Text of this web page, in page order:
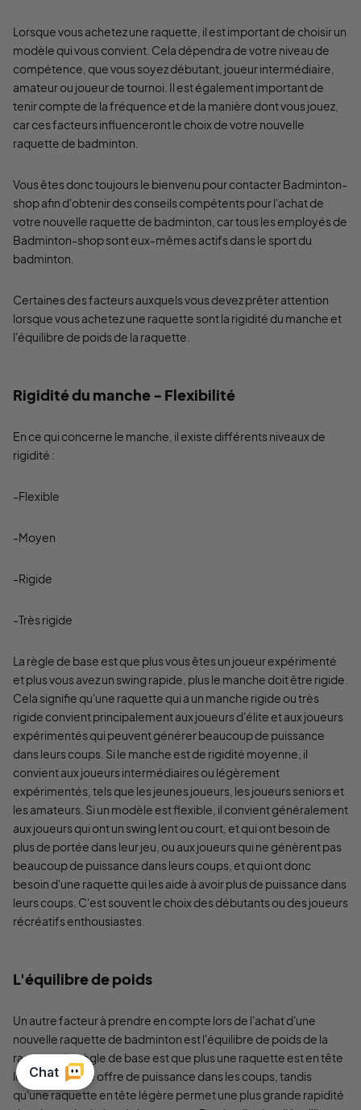
Lorsque vous achetez une raquette, il est important de choisir un
modèle qui vous convient. Cela dépendra de votre niveau de
compétence, que vous soyez débutant, joueur intermédiaire,
amateur ou joueur de tournoi. Il est également important de
tenir compte de la fréquence et de la manière dont vous jouez,
car ces facteurs influenceront le choix de votre nouvelle
raquette de badminton.
Vous êtes donc toujours le bienvenu pour contacter Badminton-
shop afin d'obtenir des conseils compétents pour l'achat de
votre nouvelle raquette de badminton, car tous les employés de
Badminton-shop sont eux-mêmes actifs dans le sport du
badminton.
Certaines des facteurs auxquels vous devez prêter attention
lorsque vous achetez une raquette sont la rigidité du manche et
l'équilibre de poids de la raquette.
Rigidité du manche - Flexibilité
En ce qui concerne le manche, il existe différents niveaux de
rigidité :
-Flexible
-Moyen
-Rigide
-Très rigide
La règle de base est que plus vous êtes un joueur expérimenté
et plus vous avez un swing rapide, plus le manche doit être rigide.
Cela signifie qu'une raquette qui a un manche rigide ou très
rigide convient principalement aux joueurs d'élite et aux joueurs
expérimentés qui peuvent générer beaucoup de puissance
dans leurs coups. Si le manche est de rigidité moyenne, il
convient aux joueurs intermédiaires ou légèrement
expérimentés, tels que les jeunes joueurs, les joueurs seniors et
les amateurs. Si un modèle est flexible, il convient généralement
aux joueurs qui ont un swing lent ou court, et qui ont besoin de
plus de portée dans leur jeu, ou aux joueurs qui ne génèrent pas
beaucoup de puissance dans leurs coups, et qui ont donc
besoin d'une raquette qui les aide à avoir plus de puissance dans
leurs coups. C'est souvent le choix des débutants ou des joueurs
récréatifs enthousiastes.
L'équilibre de poids
Un autre facteur à prendre en compte lors de l'achat d'une
nouvelle raquette de badminton est l'équilibre de poids de la
raquette. La règle de base est que plus une raquette est en tête
lourde, plus elle offre de puissance dans les coups, tandis
qu'une raquette en tête légère permet une plus grande rapidité